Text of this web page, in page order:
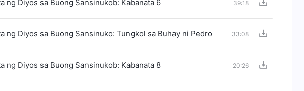
ng Diyos sa Buong Sansinukob: Kabanata 6 39:18
ng Diyos sa Buong Sansinuko: Tungkol sa Buhay ni Pedro 33:08
ng Diyos sa Buong Sansinukob: Kabanata 8 20:26